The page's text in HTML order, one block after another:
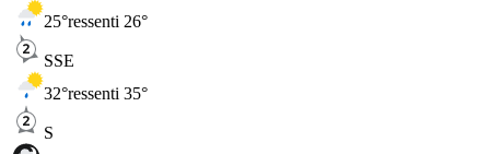
25°ressenti 26°
SSE
32°ressenti 35°
S